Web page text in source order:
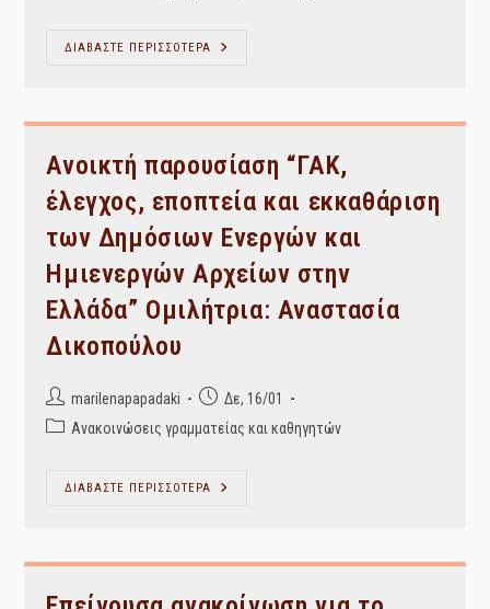
ΔΙΑΒΑΣΤΕ ΠΕΡΙΣΣΟΤΕΡΑ
ΑΛΛΑΓΗ
ΑΡΧΕΙΩΝ”
Ανοικτή παρουσίαση “ΓΑΚ,
έλεγχος, εποπτεία και εκκαθάριση
των Δημόσιων Ενεργών και
Ημιενεργών Αρχείων στην
Ελλάδα” Ομιλήτρια: Αναστασία
Δικοπούλου
Post
author:
marilenapapadaki
Post
published:
Δε, 16/01
PostΑνακοινώσεις γραμματείας και καθηγητών
ΔΙΑΒΑΣΤΕ ΠΕΡΙΣΣΟΤΕΡΑ
Ανοικτή
Και